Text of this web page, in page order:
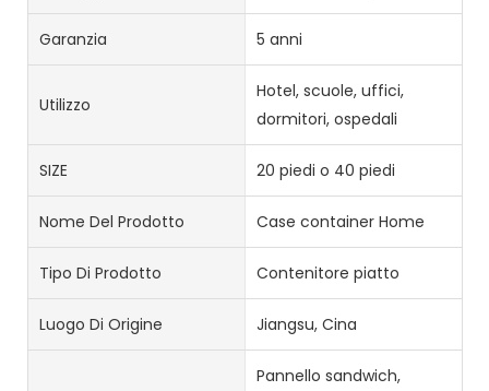
Garanzia 5 anni
Utilizzo
Hotel, scuole, uffici,
dormitori, ospedali
SIZE 20 piedi o 40 piedi
Nome Del Prodotto Case container Home
Tipo Di Prodotto Contenitore piatto
Luogo Di Origine Jiangsu, Cina
Pannello sandwich,